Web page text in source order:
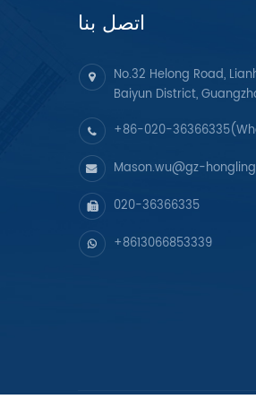
اتصل بنا
No.32 Helong Road,
Baiyun District,
+86-020-
Mason.wu@gz-
020-36366335
+8613066853339